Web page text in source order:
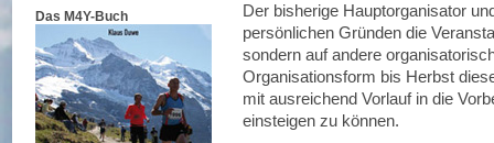
Das M4Y-Buch
Der bisherige Hauptorganisator
persönlichen Gründen die
sondern auf andere
Organisationsform bis Herbst
mit ausreichend Vorlauf in die
einsteigen zu können.